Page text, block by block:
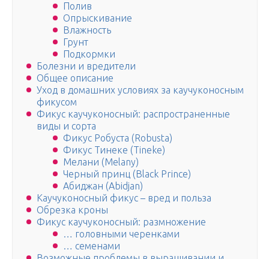
Полив
Опрыскивание
Влажность
Грунт
Подкормки
Болезни и вредители
Общее описание
Уход в домашних условиях за каучуконосным
фикусом
Фикус каучуконосный: распространенные
виды и сорта
Фикус Робуста (Robusta)
Фикус Тинеке (Tineke)
Мелани (Melany)
Черный принц (Black Prince)
Абиджан (Abidjan)
Каучуконосный фикус – вред и польза
Обрезка кроны
Фикус каучуконосный: размножение
… головными черенками
… семенами